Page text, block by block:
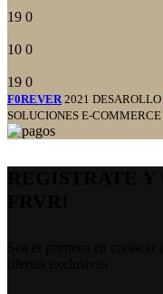
19 0
10 0
19 0
F0REVER 2021 DESAROLLO
SOLUCIONES E-COMMERCE